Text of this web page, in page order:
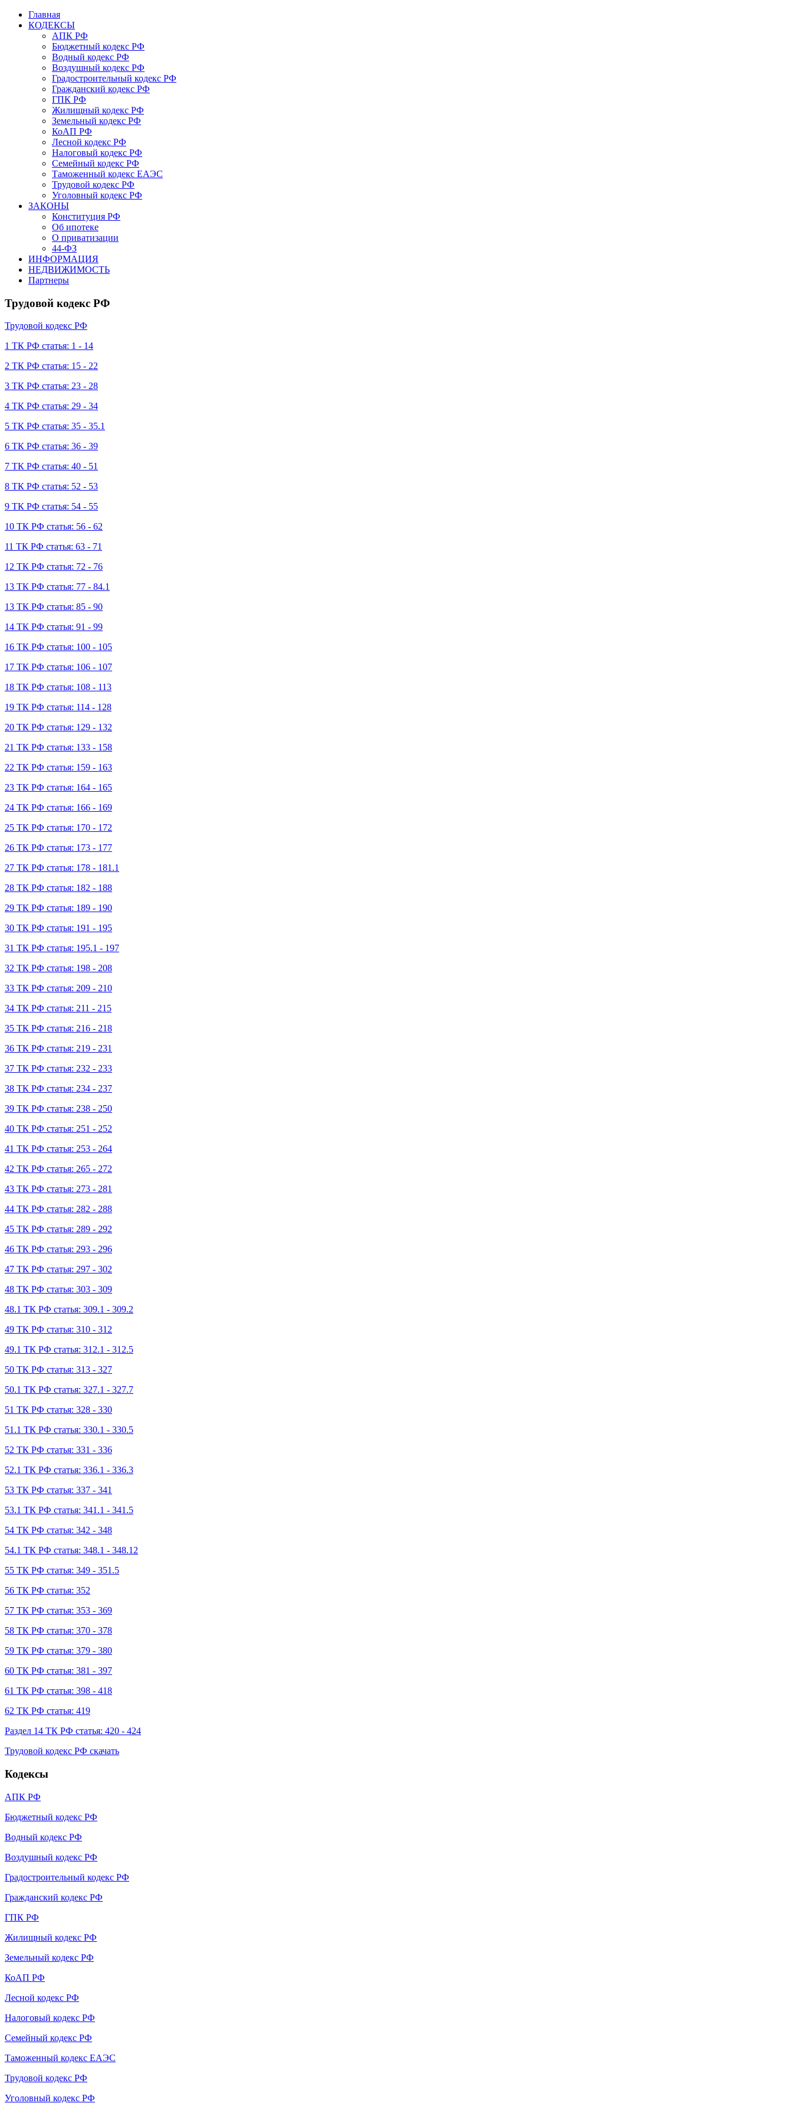
Главная
КОДЕКСЫ
АПК РФ
Бюджетный кодекс РФ
Водный кодекс РФ
Воздушный кодекс РФ
Градостроительный кодекс РФ
Гражданский кодекс РФ
ГПК РФ
Жилищный кодекс РФ
Земельный кодекс РФ
КоАП РФ
Лесной кодекс РФ
Налоговый кодекс РФ
Семейный кодекс РФ
Таможенный кодекс ЕАЭС
Трудовой кодекс РФ
Уголовный кодекс РФ
ЗАКОНЫ
Конституция РФ
Об ипотеке
О приватизации
44-ФЗ
ИНФОРМАЦИЯ
НЕДВИЖИМОСТЬ
Партнеры
Трудовой кодекс РФ
Трудовой кодекс РФ
1 ТК РФ статья: 1 - 14
2 ТК РФ статья: 15 - 22
3 ТК РФ статья: 23 - 28
4 ТК РФ статья: 29 - 34
5 ТК РФ статья: 35 - 35.1
6 ТК РФ статья: 36 - 39
7 ТК РФ статья: 40 - 51
8 ТК РФ статья: 52 - 53
9 ТК РФ статья: 54 - 55
10 ТК РФ статья: 56 - 62
11 ТК РФ статья: 63 - 71
12 ТК РФ статья: 72 - 76
13 ТК РФ статья: 77 - 84.1
13 ТК РФ статья: 85 - 90
14 ТК РФ статья: 91 - 99
16 ТК РФ статья: 100 - 105
17 ТК РФ статья: 106 - 107
18 ТК РФ статья: 108 - 113
19 ТК РФ статья: 114 - 128
20 ТК РФ статья: 129 - 132
21 ТК РФ статья: 133 - 158
22 ТК РФ статья: 159 - 163
23 ТК РФ статья: 164 - 165
24 ТК РФ статья: 166 - 169
25 ТК РФ статья: 170 - 172
26 ТК РФ статья: 173 - 177
27 ТК РФ статья: 178 - 181.1
28 ТК РФ статья: 182 - 188
29 ТК РФ статья: 189 - 190
30 ТК РФ статья: 191 - 195
31 ТК РФ статья: 195.1 - 197
32 ТК РФ статья: 198 - 208
33 ТК РФ статья: 209 - 210
34 ТК РФ статья: 211 - 215
35 ТК РФ статья: 216 - 218
36 ТК РФ статья: 219 - 231
37 ТК РФ статья: 232 - 233
38 ТК РФ статья: 234 - 237
39 ТК РФ статья: 238 - 250
40 ТК РФ статья: 251 - 252
41 ТК РФ статья: 253 - 264
42 ТК РФ статья: 265 - 272
43 ТК РФ статья: 273 - 281
44 ТК РФ статья: 282 - 288
45 ТК РФ статья: 289 - 292
46 ТК РФ статья: 293 - 296
47 ТК РФ статья: 297 - 302
48 ТК РФ статья: 303 - 309
48.1 ТК РФ статья: 309.1 - 309.2
49 ТК РФ статья: 310 - 312
49.1 ТК РФ статья: 312.1 - 312.5
50 ТК РФ статья: 313 - 327
50.1 ТК РФ статья: 327.1 - 327.7
51 ТК РФ статья: 328 - 330
51.1 ТК РФ статья: 330.1 - 330.5
52 ТК РФ статья: 331 - 336
52.1 ТК РФ статья: 336.1 - 336.3
53 ТК РФ статья: 337 - 341
53.1 ТК РФ статья: 341.1 - 341.5
54 ТК РФ статья: 342 - 348
54.1 ТК РФ статья: 348.1 - 348.12
55 ТК РФ статья: 349 - 351.5
56 ТК РФ статья: 352
57 ТК РФ статья: 353 - 369
58 ТК РФ статья: 370 - 378
59 ТК РФ статья: 379 - 380
60 ТК РФ статья: 381 - 397
61 ТК РФ статья: 398 - 418
62 ТК РФ статья: 419
Раздел 14 ТК РФ статья: 420 - 424
Трудовой кодекс РФ скачать
Кодексы
АПК РФ
Бюджетный кодекс РФ
Водный кодекс РФ
Воздушный кодекс РФ
Градостроительный кодекс РФ
Гражданский кодекс РФ
ГПК РФ
Жилищный кодекс РФ
Земельный кодекс РФ
КоАП РФ
Лесной кодекс РФ
Налоговый кодекс РФ
Семейный кодекс РФ
Таможенный кодекс ЕАЭС
Трудовой кодекс РФ
Уголовный кодекс РФ